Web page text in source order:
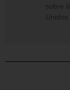
sobre
Unidos